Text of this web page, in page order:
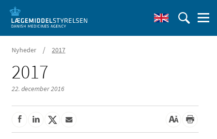
Nyheder / 2017
2017
22. december 2016